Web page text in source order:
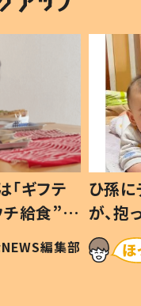
「ギフテ
給食”を
令和の親
NEWS編集部
ひ孫
が、
「涙が
い」